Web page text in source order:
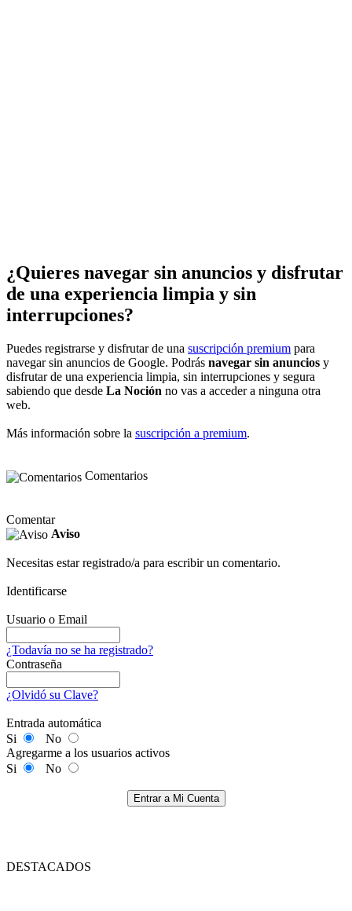
¿Quieres navegar sin anuncios y disfrutar
de una experiencia limpia y sin
interrupciones?
Puedes registrarse y disfrutar de una suscripción premium para
navegar sin anuncios de Google. Podrás navegar sin anuncios y
disfrutar de una experiencia limpia, sin interrupciones y segura
sabiendo que desde La Noción no vas a acceder a ninguna otra
web.
Más información sobre la suscripción a premium.
Comentarios
Comentar
Aviso
Necesitas estar registrado/a para escribir un comentario.
Identificarse
Usuario o Email
¿Todavía no se ha registrado?
Contraseña
¿Olvidó su Clave?
Entrada automática
Si
No
Agregarme a los usuarios activos
Si
No
Entrar a Mi Cuenta
DESTACADOS